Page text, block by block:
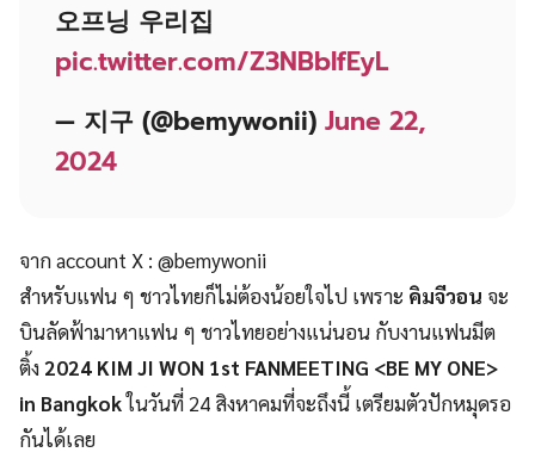
오프닝 우리집
pic.twitter.com/Z3NBblfEyL
— 지구 (@bemywonii) June 22,
2024
จาก account X : @bemywonii
สำหรับแฟน ๆ ชาวไทยก็ไม่ต้องน้อยใจไป เพราะ คิมจีวอน จะ
บินลัดฟ้ามาหาแฟน ๆ ชาวไทยอย่างแน่นอน กับงานแฟนมีต
ติ้ง 2024 KIM JI WON 1st FANMEETING <BE MY ONE>
in Bangkokในวันที่ 24 สิงหาคมที่จะถึงนี้ เตรียมตัวปักหมุดรอ
กันได้เลย